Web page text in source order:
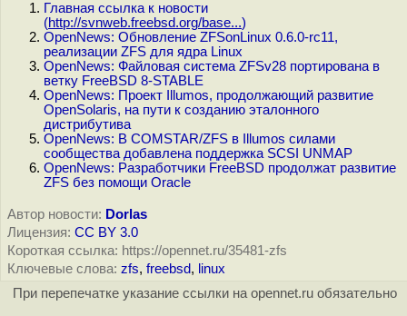
Главная ссылка к новости
(http://svnweb.freebsd.org/base...)
OpenNews: Обновление ZFSonLinux 0.6.0-rc11,
реализации ZFS для ядра Linux
OpenNews: Файловая система ZFSv28 портирована в
ветку FreeBSD 8-STABLE
OpenNews: Проект Illumos, продолжающий развитие
OpenSolaris, на пути к созданию эталонного
дистрибутива
OpenNews: В COMSTAR/ZFS в Illumos силами
сообщества добавлена поддержка SCSI UNMAP
OpenNews: Разработчики FreeBSD продолжат развитие
ZFS без помощи Oracle
Автор новости: Dorlas
Лицензия: CC BY 3.0
Короткая ссылка: https://opennet.ru/35481-zfs
Ключевые слова: zfs, freebsd, linux
При перепечатке указание ссылки на opennet.ru обязательно